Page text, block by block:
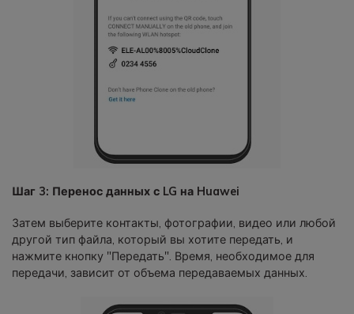
Шаг 3: Перенос данных с LG на Huawei
Затем выберите контакты, фотографии, видео или любой
другой тип файла, который вы хотите передать, и
нажмите кнопку "Передать". Время, необходимое для
передачи, зависит от объема передаваемых данных.